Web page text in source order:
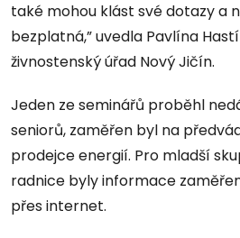
také mohou klást své dotazy a
bezplatná,” uvedla Pavlína
živnostenský úřad Nový Jičín.
Jeden ze seminářů proběhl
seniorů, zaměřen byl na
prodejce energií. Pro mladší
radnice byly informace
přes internet.